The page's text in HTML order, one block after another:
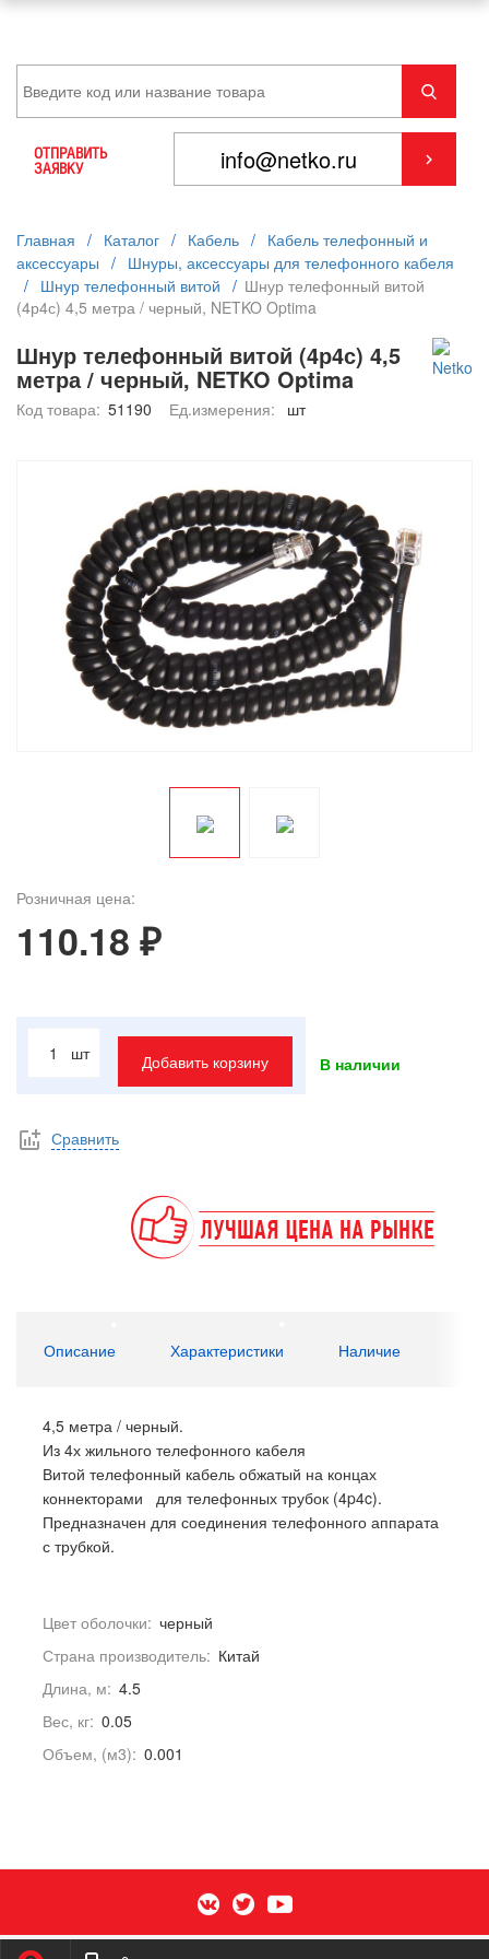
ОТПРАВИТЬ
ЗАЯВКУ
Главная / Каталог / Кабель / Кабель телефонный и
аксессуары / Шнуры, аксессуары для телефонного кабеля
/ Шнур телефонный витой / Шнур телефонный витой
(4р4с) 4,5 метра / черный, NETKO Optima
Шнур телефонный витой (4р4с) 4,5
метра / черный, NETKO Optima
Код товара: 51190 Ед.измерения: шт
Розничная цена:
110.18 ₽
шт Добавить корзину В наличии
Сравнить
Описание Характеристики Наличие
4,5 метра / черный.
Из 4х жильного телефонного кабеля
Витой телефонный кабель обжатый на концах
коннекторами для телефонных трубок (4p4c).
Предназначен для соединения телефонного аппарата
с трубкой.
Цвет оболочки: черный
Страна производитель: Китай
Длина, м: 4.5
Вес, кг: 0.05
Объем, (м3): 0.001